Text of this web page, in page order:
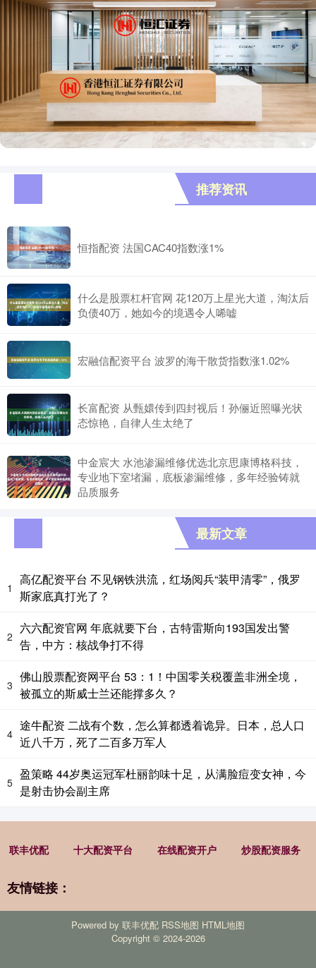
推荐资讯
恒指配资 法国CAC40指数涨1%
什么是股票杠杆官网 花120万上星光大道，淘汰后
负债40万，她如今的境遇令人唏嘘
宏融信配资平台 波罗的海干散货指数涨1.02%
长富配资 从甄嬛传到四封视后！孙俪近照曝光状
态惊艳，自律人生太绝了
中金宸大 水池渗漏维修优选北京思康博格科技，
专业地下室堵漏，底板渗漏维修，多年经验铸就
品质服务
最新文章
1
高亿配资平台 不见钢铁洪流，红场阅兵“装甲清零”，俄罗
斯家底真打光了？
2
六六配资官网 年底就要下台，古特雷斯向193国发出警
告，中方：核战争打不得
3
佛山股票配资网平台 53：1！中国零关税覆盖非洲全境，
被孤立的斯威士兰还能撑多久？
4
途牛配资 二战有个数，怎么算都透着诡异。日本，总人口
近八千万，死了二百多万军人
5
盈策略 44岁奥运冠军杜丽韵味十足，从满脸痘变女神，今
是射击协会副主席
联丰优配 十大配资平台 在线配资开户 炒股配资服务
友情链接：
Powered by 联丰优配 RSS地图 HTML地图
Copyright © 2024-2026